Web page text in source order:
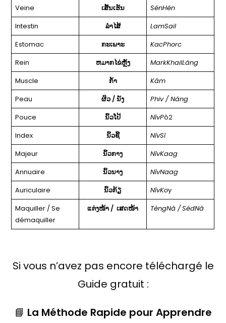
Veine
ເສັ້ນເຮັນ
SénHén
Intestin
ລໍາໄສ້
LamSail
Estomac
ກະເພາະ
KacPhorc
Rein
ຫມາກໄຂ່ຫຼັງ
MarkKhailLáng
Muscle
ກໍ້າ
Kâm
Peau
ຜິວ / ນັງ
Phiv / Náng
Pouce
ນິ້ວໂປ້ NîvPô2
Index
ນິ້ວຊີ້
NîvSî
Majeur
ນິ້ວກາງ
NîvKaag
Annuaire
ນິ້ວນາງ
NîvNaag
Auriculaire
ນິ້ວກ້ຽ NîvKoy
Maquiller / Se
démaquiller
ແຕ່ງໜ້າ / ເສດໜ້າ TèngNâ /SédNâ
Si vous n’avez pas encore téléchargé le
Guide gratuit :
📘 La Méthode Rapide pour Apprendre